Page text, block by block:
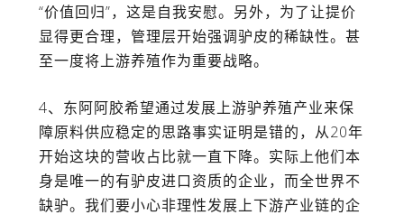
“价值回归”，这是自我安慰。另外，为了让提价
显得更合理，管理层开始强调驴皮的稀缺性。甚
至一度将上游养殖作为重要战略。
4、东阿阿胶希望通过发展上游驴养殖产业来保
障原料供应稳定的思路事实证明是错的，从20年
开始这块的营收占比就一直下降。实际上他们本
身是唯一的有驴皮进口资质的企业，而全世界不
缺驴。我们要小心非理性发展上下游产业链的企